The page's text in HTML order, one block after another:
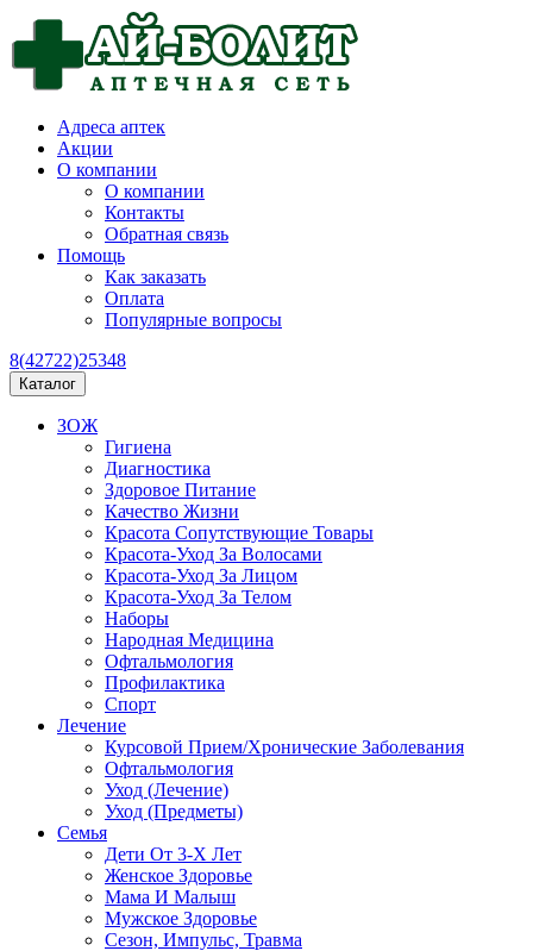
Адреса аптек
Акции
О компании
О компании
Контакты
Обратная связь
Помощь
Как заказать
Оплата
Популярные вопросы
8(42722)25348
Каталог
ЗОЖ
Гигиена
Диагностика
Здоровое Питание
Качество Жизни
Красота Сопутствующие Товары
Красота-Уход За Волосами
Красота-Уход За Лицом
Красота-Уход За Телом
Наборы
Народная Медицина
Офтальмология
Профилактика
Спорт
Лечение
Курсовой Прием/Хронические Заболевания
Офтальмология
Уход (Лечение)
Уход (Предметы)
Семья
Дети От 3-Х Лет
Женское Здоровье
Мама И Малыш
Мужское Здоровье
Сезон, Импульс, Травма